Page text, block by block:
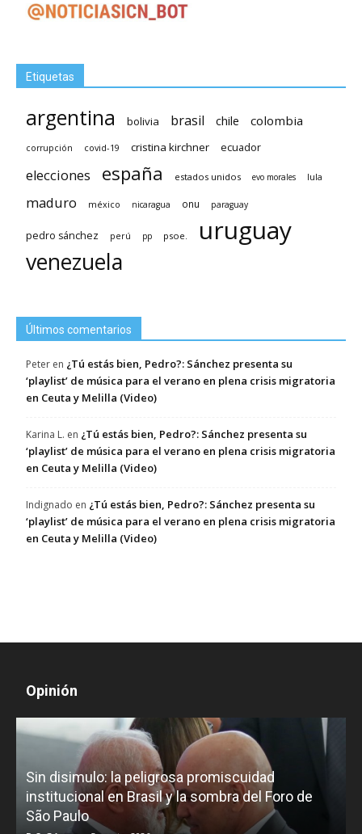
Etiquetas
argentina bolivia brasil chile colombia
corrupción covid-19 cristina kirchner ecuador
elecciones españa estados unidos evo morales lula
maduro méxico nicaragua onu paraguay
pedro sánchez perú pp psoe. uruguay
venezuela
Últimos comentarios
Peter en ¿Tú estás bien, Pedro?: Sánchez presenta su
‘playlist’ de música para el verano en plena crisis migratoria
en Ceuta y Melilla (Video)
Karina L. en ¿Tú estás bien, Pedro?: Sánchez presenta su
‘playlist’ de música para el verano en plena crisis migratoria
en Ceuta y Melilla (Video)
Indignado en ¿Tú estás bien, Pedro?: Sánchez presenta su
‘playlist’ de música para el verano en plena crisis migratoria
en Ceuta y Melilla (Video)
Opinión
Sin disimulo: la peligrosa promiscuidad
institucional en Brasil y la sombra del Foro de
São Paulo